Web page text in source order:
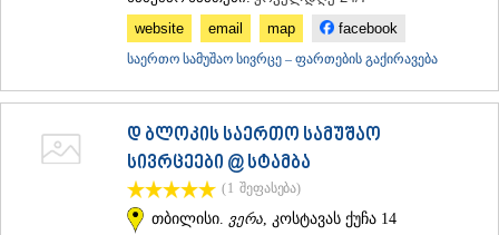
ᲗᲔᲗᲠᲘᲬᲧᲐᲠᲝ
ᲛᲐᲠᲜᲔᲣᲚᲘ
ᲬᲐᲚᲙᲐ
ᲨᲘᲓᲐ ᲥᲐᲠᲗᲚᲘ
website
email map facebook
საერთო სამუშაო სივრცე – ფართების გაქირავება
დ ბლოკის საერთო სამუშაო
სივრცეები @ სტამბა
(1 შეფასება)
თბილისი. ვერა , კოსტავას ქუჩა 14